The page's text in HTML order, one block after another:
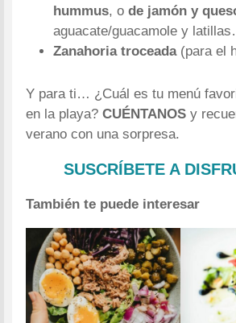
hummus, ode jamón y
aguacate/guacamole y
Zanahoria troceada(para el
Y para ti… ¿Cuál es tu menú
en la playa?CUÉNTANOSy
verano con una sorpresa.
SUSCRÍBETE A
También te puede interesar